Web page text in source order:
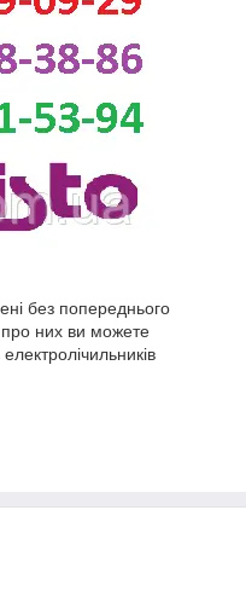
без попереднього
них ви можете